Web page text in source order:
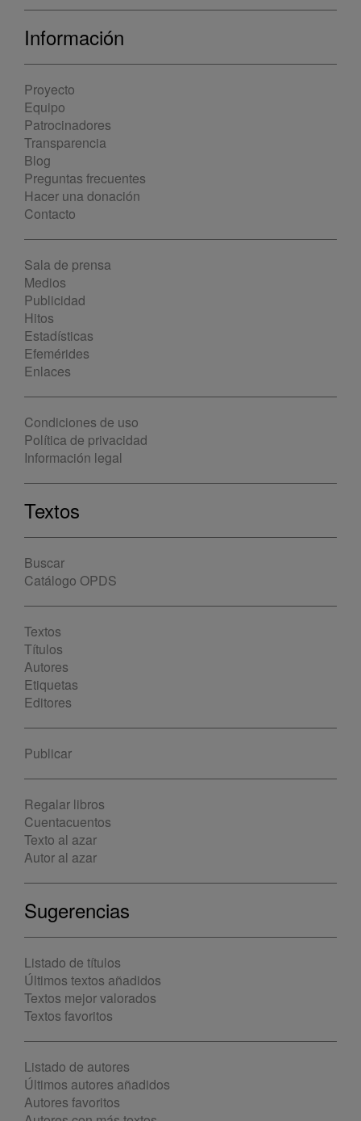
Información
Proyecto
Equipo
Patrocinadores
Transparencia
Blog
Preguntas frecuentes
Hacer una donación
Contacto
Sala de prensa
Medios
Publicidad
Hitos
Estadísticas
Efemérides
Enlaces
Condiciones de uso
Política de privacidad
Información legal
Textos
Buscar
Catálogo OPDS
Textos
Títulos
Autores
Etiquetas
Editores
Publicar
Regalar libros
Cuentacuentos
Texto al azar
Autor al azar
Sugerencias
Listado de títulos
Últimos textos añadidos
Textos mejor valorados
Textos favoritos
Listado de autores
Últimos autores añadidos
Autores favoritos